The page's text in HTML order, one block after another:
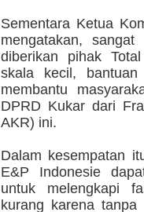
Sementara Ketua
mengatakan,
diberikan pihak
skala kecil,
membantu
DPRD Kukar dari
AKR) ini.
Dalam kesempatan
E&P Indonesie
untuk melengkapi
kurang karena